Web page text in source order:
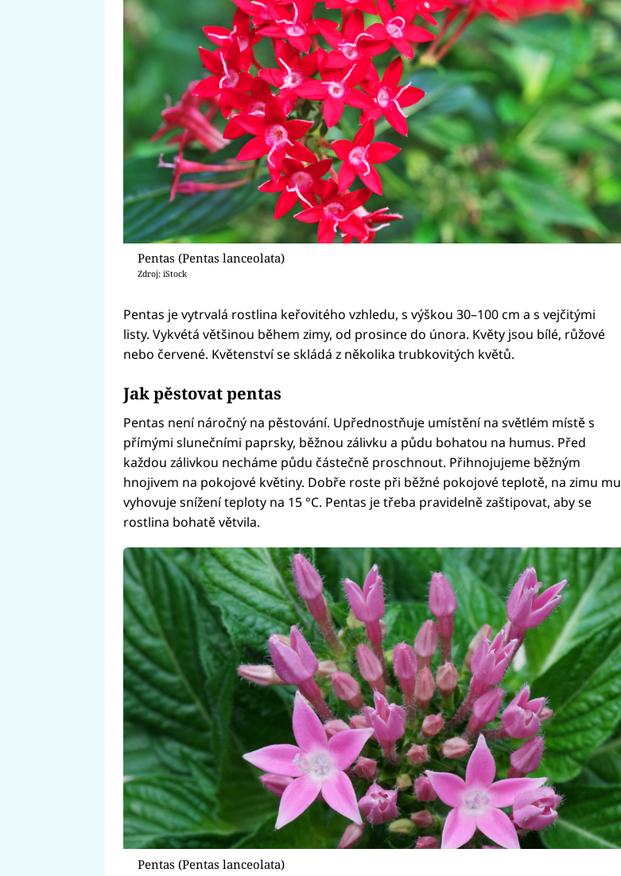
Pentas (Pentas lanceolata)
Zdroj: iStock
Pentas je vytrvalá rostlina keřovitého vzhledu, s výškou 30–100 cm a s vejčitými
listy. Vykvétá většinou během zimy, od prosince do února. Květy jsou bílé, růžové
nebo červené. Květenství se skládá z několika trubkovitých květů.
Jak pěstovat pentas
Pentas není náročný na pěstování. Upřednostňuje umístění na světlém místě s
přímými slunečními paprsky, běžnou zálivku a půdu bohatou na humus. Před
každou zálivkou necháme půdu částečně proschnout. Přihnojujeme běžným
hnojivem na pokojové květiny. Dobře roste při běžné pokojové teplotě, na zimu mu
vyhovuje snížení teploty na 15 °C. Pentas je třeba pravidelně zaštipovat, aby se
rostlina bohatě větvila.
Pentas (Pentas lanceolata)